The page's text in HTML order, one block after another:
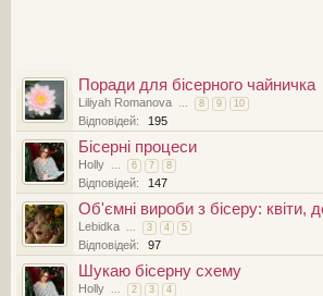
Поради для бісерного чайничка
Liliyah Romanova ... 8 9 10
Відповідей: 195
Бісерні процеси
Holly ... 6 7 8
Відповідей: 147
Об'ємні вироби з бісеру: квіти,
Lebidka ... 3 4 5
Відповідей: 97
Шукаю бісерну схему
Holly ... 2 3 4